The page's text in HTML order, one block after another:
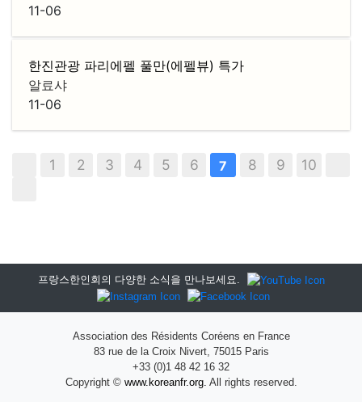
11-06
한진관광 파리에펠 풀만(에펠뷰) 특가
알료샤
11-06
1 2 3 4 5 6 7 8 9 10
프랑스한인회의 다양한 소식을 만나보세요.
Association des Résidents Coréens en France
83 rue de la Croix Nivert, 75015 Paris
+33 (0)1 48 42 16 32
Copyright © www.koreanfr.org. All rights reserved.